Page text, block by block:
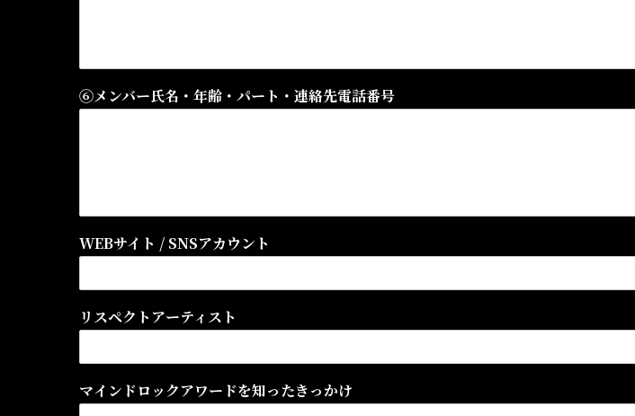
⑥メンバー氏名・年齢・パート・連絡先電話番号
WEBサイト / SNSアカウント
リスペクトアーティスト
マインドロックアワードを知ったきっかけ